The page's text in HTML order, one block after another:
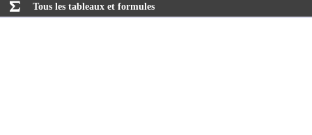
 Tous les tableaux et formules